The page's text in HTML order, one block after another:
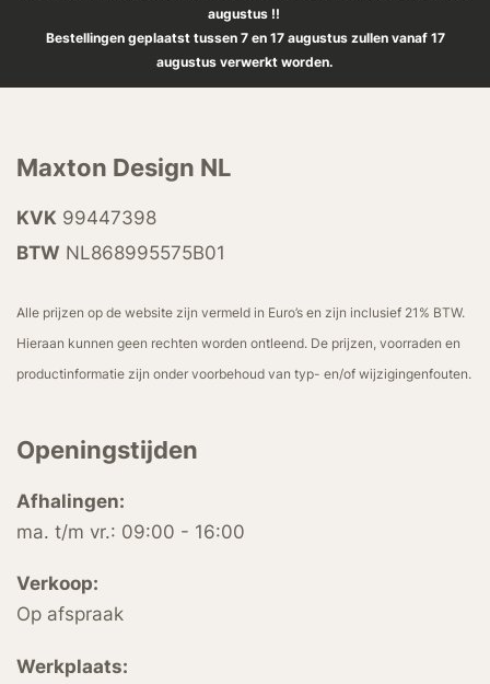
augustus !!
Bestellingen geplaatst tussen 7 en 17 augustus zullen vanaf 17
augustus verwerkt worden.
Maxton Design NL
KVK 99447398
BTW NL868995575B01
Alle prijzen op de website zijn vermeld in Euro’s en zijn inclusief 21% BTW.
Hieraan kunnen geen rechten worden ontleend. De prijzen, voorraden en
productinformatie zijn onder voorbehoud van typ- en/of wijzigingenfouten.
Openingstijden
Afhalingen:
ma. t/m vr.: 09:00 - 16:00
Verkoop:
Op afspraak
Werkplaats: